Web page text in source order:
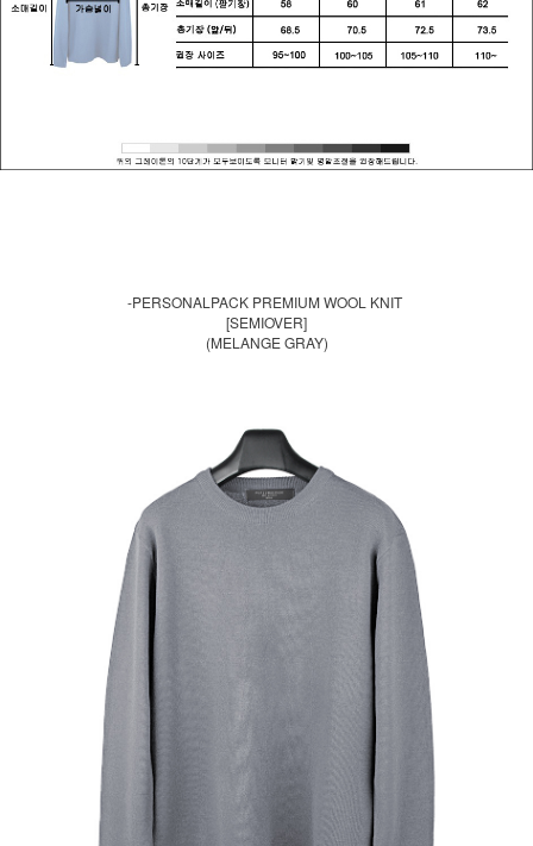
-PERSONALPACK PREMIUM WOOL KNIT
[SEMIOVER]
(MELANGE GRAY)